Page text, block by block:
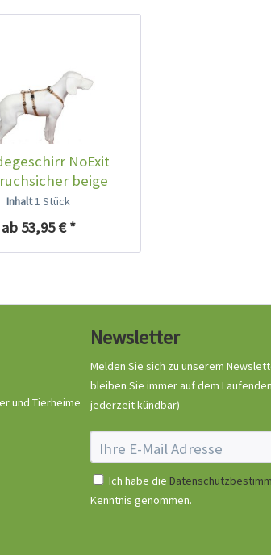
NoExit
beige
mit...
Inhalt1 Stück
ab 53,95 € *
und Tierheime
Newsletter
Melden Sie sich zu unserem
bleiben Sie immer auf dem
jederzeit kündbar)
Ich habe die
Kenntnis genommen.